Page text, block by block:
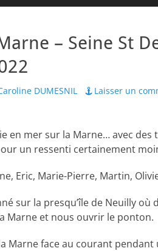
– Seine St
DUMESNIL Laisser un
en mer sur la Marne… avec
un ressenti certainement
Eric, Marie-Pierre, Martin,
sur la presqu’île de Neuilly
Marne et nous ouvrir le ponton.
Marne face au courant